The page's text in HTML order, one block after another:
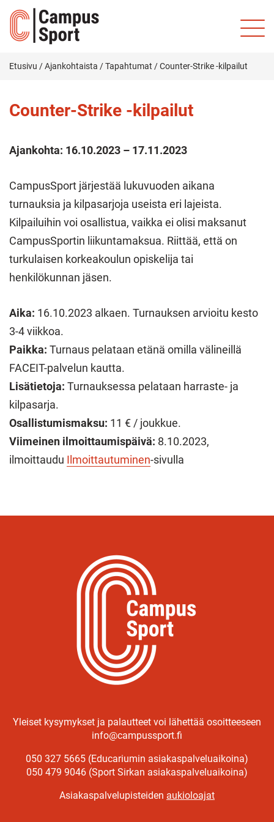
Etusivu /Ajankohtaista /Tapahtumat /Counter-Strike -kilpailut
Counter-Strike -kilpailut
Ajankohta: 16.10.2023 – 17.11.2023
CampusSport järjestää lukuvuoden aikana
turnauksia ja kilpasarjoja useista eri lajeista.
Kilpailuihin voi osallistua, vaikka ei olisi maksanut
CampusSportin liikuntamaksua. Riittää, että on
turkulaisen korkeakoulun opiskelija tai
henkilökunnan jäsen.
Aika: 16.10.2023 alkaen. Turnauksen arvioitu kesto
3-4 viikkoa.
Paikka: Turnaus pelataan etänä omilla välineillä
FACEIT-palvelun kautta.
Lisätietoja: Turnauksessa pelataan harraste- ja
kilpasarja.
Osallistumismaksu: 11 € / joukkue.
Viimeinen ilmoittaumispäivä: 8.10.2023,
ilmoittaudu Ilmoittautuminen-sivulla
Yleiset kysymykset ja palautteet voi lähettää osoitteeseen
info@campussport.fi
050 327 5665 (Educariumin asiakaspalveluaikoina)
050 479 9046 (Sport Sirkan asiakaspalveluaikoina)
Asiakaspalvelupisteiden aukioloajat